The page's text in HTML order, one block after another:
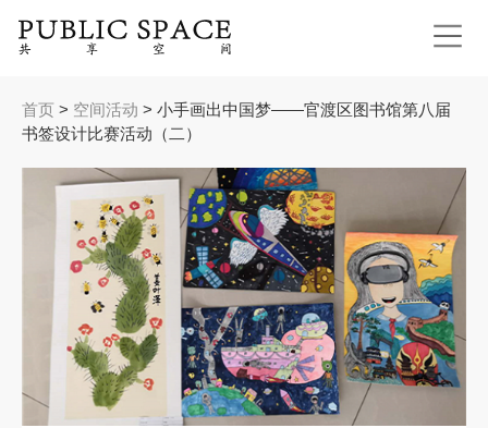
当
前
位
置
首页 > 空间活动 > 小手画出中国梦——官渡区图书馆第八届
书签设计比赛活动（二）